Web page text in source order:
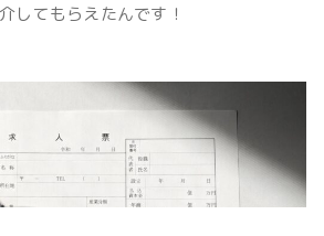
してもらえたんです！